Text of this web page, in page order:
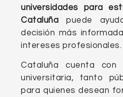
universidades para
Cataluña puede
decisión más
intereses profesionales.
Cataluña cuenta
universitaria, tanto
para quienes desean